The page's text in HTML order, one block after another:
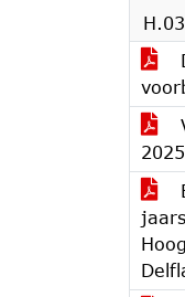
2025